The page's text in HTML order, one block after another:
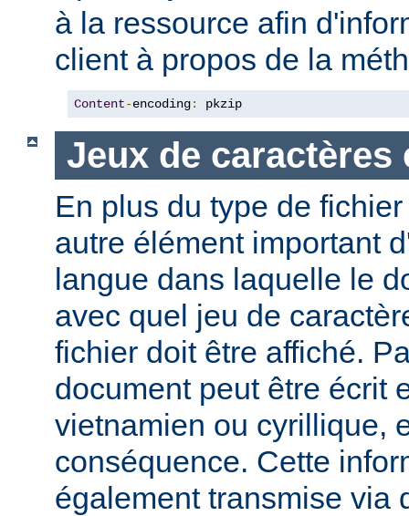
à la ressource afin
client à propos de la
Content-encoding: pkzip
Jeux de caractères
En plus du type de
autre élément important
langue dans laquelle le
avec quel jeu de
fichier doit être affiché.
document peut être écrit
vietnamien ou cyrillique,
conséquence. Cette
également transmise via